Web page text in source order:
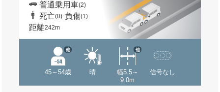
普通乗用車(2)
死亡(0) 負傷(1)
距離242m
45～54歳
他
晴
幅5.5～
9.0m
他
信号なし